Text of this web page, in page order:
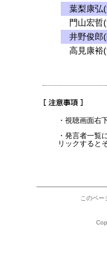
葉梨康弘(
門山宏哲(
井野俊郎(
高見康裕(
・視聴画面右
・発言者一覧
リックすると
このペ